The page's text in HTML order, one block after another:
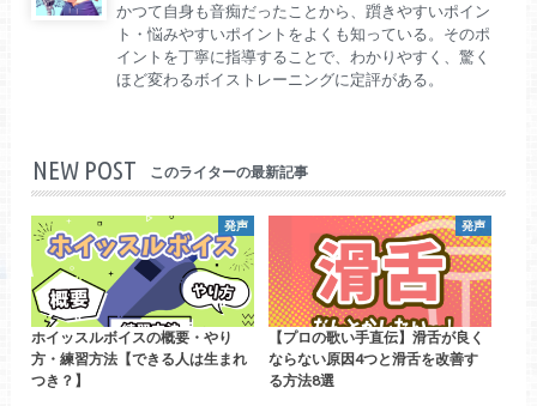
かつて自身も音痴だったことから、躓きやすいポイン
ト・悩みやすいポイントをよくも知っている。そのポ
イントを丁寧に指導することで、わかりやすく、驚く
ほど変わるボイストレーニングに定評がある。
NEW POST このライターの最新記事
発声
ホイッスルボイスの概要・やり
方・練習方法【できる人は生まれ
つき？】
発声
【プロの歌い手直伝】滑舌が良く
ならない原因4つと滑舌を改善す
る方法8選